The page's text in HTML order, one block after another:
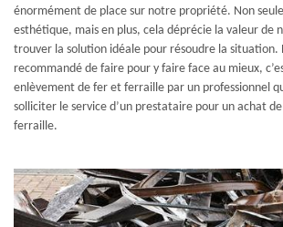
énormément de place sur notre propriété. Non
esthétique, mais en plus, cela déprécie la valeur de
trouver la solution idéale pour résoudre la situation.
recommandé de faire pour y faire face au mieux,
enlèvement de fer et ferraille par un professionnel
solliciter le service d’un prestataire pour un achat
ferraille.